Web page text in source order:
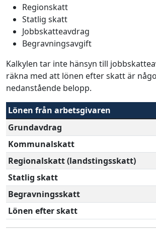
Regionskatt
Statlig skatt
Jobbskatteavdrag
Begravningsavgift
Kalkylen tar inte hänsyn till
räkna med att lönen efter skatt är
nedanstående belopp.
Lönen från arbetsgivaren
Grundavdrag
Kommunalskatt
Regionalskatt (landstingsskatt)
Statlig skatt
Begravningsskatt
Lönen efter skatt